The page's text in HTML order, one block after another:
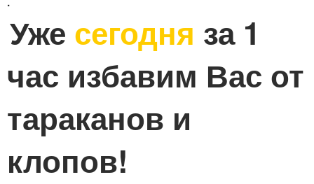
Уже сегодня за 1
час избавим Вас от
тараканов и
клопов!